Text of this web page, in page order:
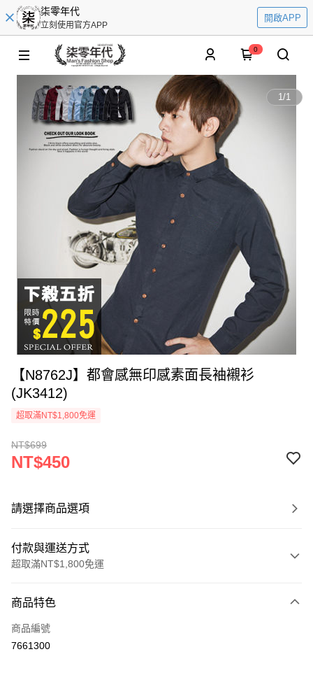
柒零年代
立刻使用官方APP
開啟APP
0
1/1
【N8762J】都會感無印感素面長袖襯衫
(JK3412)
超取滿NT$1,800免運
NT$699
NT$450
請選擇商品選項
付款與運送方式
超取滿NT$1,800免運
信用卡一次付款
超商取貨付款
商品特色
商品編號
7661300